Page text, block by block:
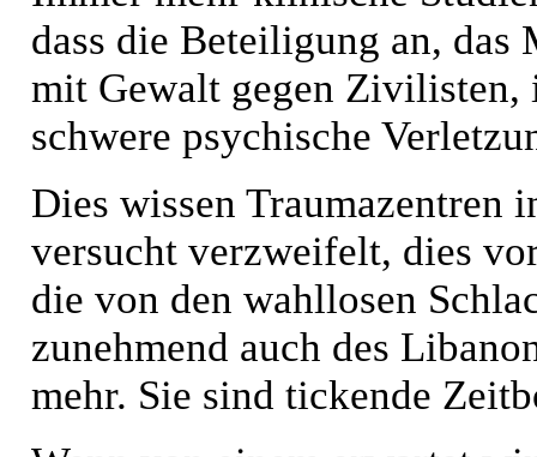
dass die Beteiligung an,
mit Gewalt gegen Zivilisten,
schwere psychische
Dies wissen Traumazentren
versucht verzweifelt, dies
die von den wahllosen
zunehmend auch des
mehr. Sie sind tickende